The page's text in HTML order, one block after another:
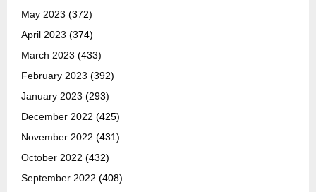
May 2023 (372)
April 2023 (374)
March 2023 (433)
February 2023 (392)
January 2023 (293)
December 2022 (425)
November 2022 (431)
October 2022 (432)
September 2022 (408)